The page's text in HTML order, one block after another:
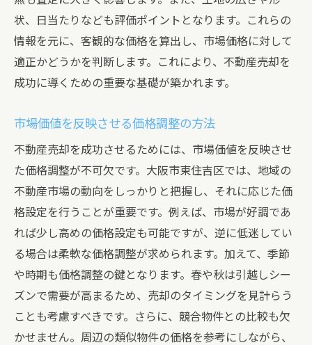
状、日当たりなども評価ポイントとなります。これらの
情報を元に、客観的な価格を算出し、市場価格に対して
適正かどうかを判断します。これにより、不動産売却を
成功に導くための重要な基礎が築かれます。
市場価値を反映させる価格調整の方法
不動産売却を成功させるためには、市場価値を反映させ
た価格調整が不可欠です。大阪市東住吉区では、地域の
不動産市場の動向をしっかりと把握し、それに応じた価
格設定を行うことが重要です。例えば、市場が好調であ
れば少し高めの価格設定も可能ですが、逆に低迷してい
る場合は柔軟な価格調整が求められます。加えて、季節
や時期も価格調整の鍵となります。春や秋は引越しシー
ズンで需要が高まるため、売却のタイミングを見計らう
ことも考慮すべきです。さらに、競合物件との比較も欠
かせません。周辺の類似物件の価格を参考にしながら、